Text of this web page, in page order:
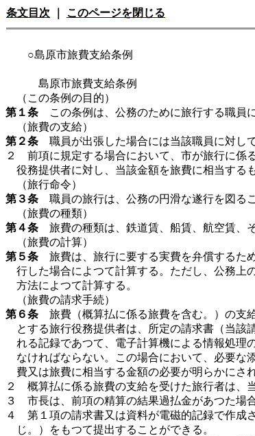
条文目次 このページを閉じる
○島原市旅費支給条例
島原市旅費支給条例
（この条例の目的）
第１条 この条例は、公務のために旅行する職員
（旅費の支給）
第２条 職員が出張した場合には当該職員に対し
２ 前項に規定する場合において、市が旅行に係
役務提供者に対し、当該金額を旅費に相当する
（旅行命令）
第３条 職員の旅行は、公務の円滑な遂行を図る
（旅費の種類）
第４条 旅費の種類は、鉄道賃、船賃、航空賃、
（旅費の計算）
第５条 旅費は、旅行に要する実費を弁償するた
行した場合によつて計算する。ただし、公務上
方法によつて計算する。
（旅費の請求手続）
第６条 旅費（概算払に係る旅費を含む。）の支
とする旅行役務提供者は、所定の請求書（当該
れる記録であつて、電子計算機による情報処理
なければならない。この場合において、必要な
費又は旅費に相当する金額の必要が明らかにさ
２ 概算払に係る旅費の支給を受けた旅行者は、
３ 市長は、前項の精算の結果過払金があつた場
４ 第１項の請求書又は資料が電磁的記録で作成
じ。）をもつて提出することができる。